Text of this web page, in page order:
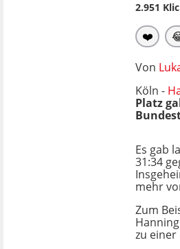
2.951
❤️
Von
Köln -
Platz
Es gab
31:34
mehr
Zum
zu